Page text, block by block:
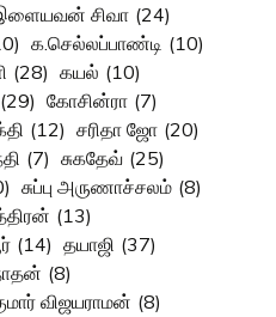
சிவா (24)
க.செல்லப்பாண்டி (10)
(28) கயல் (10)
(29) கோசின்ரா (7)
(12) சரிதா ஜோ (20)
(7) சுகதேவ் (25)
சுப்பு அருணாச்சலம் (8)
(13)
(14) தயாஜி (37)
(8)
விஜயராமன் (8)